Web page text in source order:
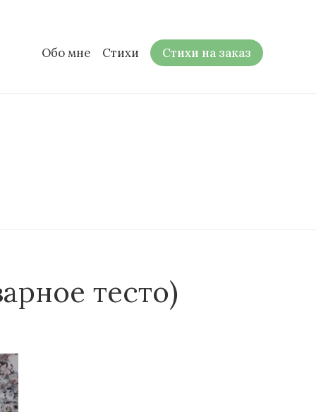
Обо мне Стихи Стихи на заказ
тесто)